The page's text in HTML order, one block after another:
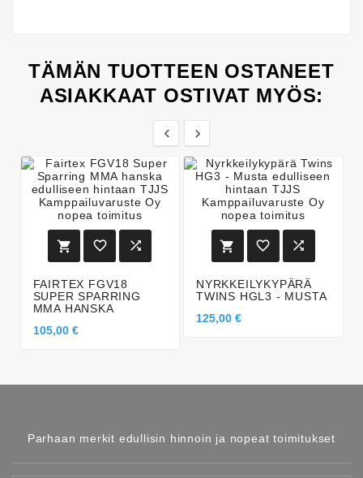
TÄMÄN TUOTTEEN OSTANEET
ASIAKKAAT OSTIVAT MYÖS:
 
  
FAIRTEX FGV18
SUPER SPARRING
MMA HANSKA
105,00 €
  
NYRKKEILYKYPÄRÄ
TWINS HGL3 - MUSTA
125,00 €
Parhaan merkit edullisin hinnoin ja nopeat toimitukset